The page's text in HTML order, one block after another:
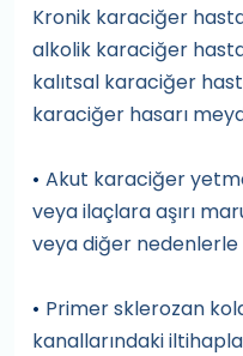
Kronik karaciğer
alkolik karaciğer
kalıtsal karaciğer
karaciğer hasarı
• Akut karaciğer
veya ilaçlara aşırı
veya diğer nedenlerle
• Primer sklerozan
kanallarındaki